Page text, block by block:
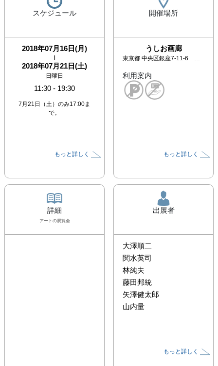
スケジュール
2018年07月16日(月)
|
2018年07月21日(土)
日曜日
11:30 - 19:30
7月21日（土）のみ17:00ま
で。
もっと詳しく
開催場所
うしお画廊
東京都 中央区銀座7-11-6 イソノビル3F
利用案内
もっと詳しく
詳細
アート の展覧会
出展者
大澤順二
関水英司
林純夫
藤田邦統
矢澤健太郎
山内量
もっと詳しく